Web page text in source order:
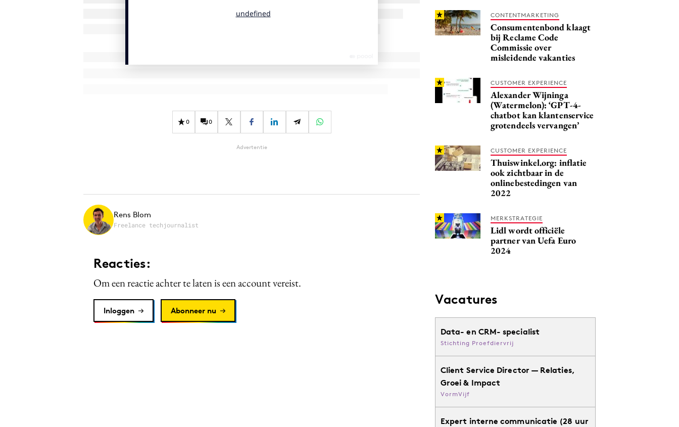
0 0
Advertentie
Rens Blom
Freelance techjournalist
Reacties:
Om een reactie achter te laten is een account vereist.
Inloggen Abonneer nu
CONTENTMARKETING
Consumentenbond klaagt
bij Reclame Code
Commissie over
misleidende vakanties
CUSTOMER EXPERIENCE
Alexander Wijninga
(Watermelon): ‘GPT-4-
chatbot kan klantenservice
grotendeels vervangen’
CUSTOMER EXPERIENCE
Thuiswinkel.org: inflatie
ook zichtbaar in de
onlinebestedingen van
2022
MERKSTRATEGIE
Lidl wordt officiële
partner van Uefa Euro
2024
Vacatures
Data- en CRM- specialist
Stichting Proefdiervrij
Client Service Director — Relaties,
Groei & Impact
VormVijf
Expert interne communicatie (28 uur